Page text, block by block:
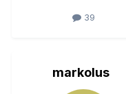
39
markolus